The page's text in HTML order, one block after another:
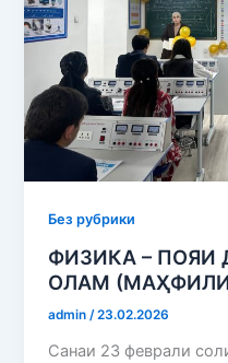
Без рубрики
ФИЗИКА – ПОЯИ
ОЛАМ
admin/23.02.2026
Санаи 23 феврали